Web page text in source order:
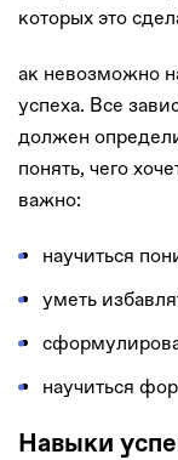
которых это
ак невозможно
успеха. Все
должен
понять, чего
важно:
научиться
уметь
научиться
Навыки